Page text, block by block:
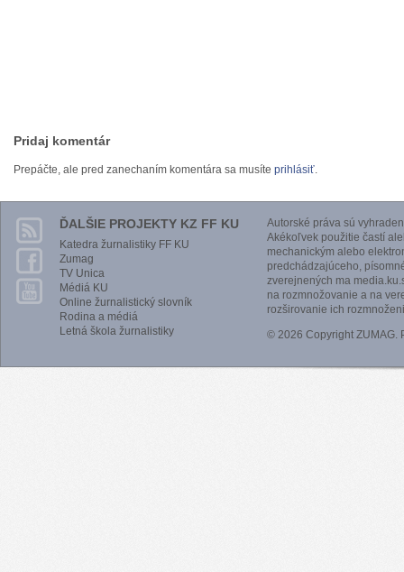
Pridaj komentár
Prepáčte, ale pred zanechaním komentára sa musíte prihlásiť.
ĎALŠIE PROJEKTY KZ FF KU
Katedra žurnalistiky FF KU
Zumag
TV Unica
Médiá KU
Online žurnalistický slovník
Rodina a médiá
Letná škola žurnalistiky
Autorské práva sú
Akékoľvek použitie častí
mechanickým alebo
predchádzajúceho,
zverejnených ma
na rozmnožovanie a na
rozširovanie ich
© 2026 Copyright ZUMAG.